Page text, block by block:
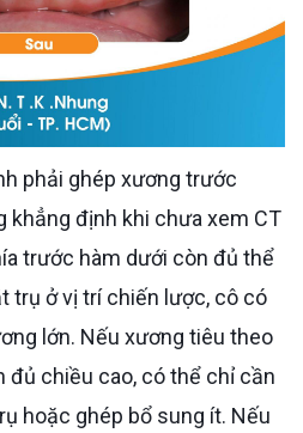
khẳng định khi chưa xem CT
trước hàm dưới còn đủ thể
trụ ở vị trí chiến lược, cô có
lớn. Nếu xương tiêu theo
đủ chiều cao, có thể chỉ cần
hoặc ghép bổ sung ít. Nếu